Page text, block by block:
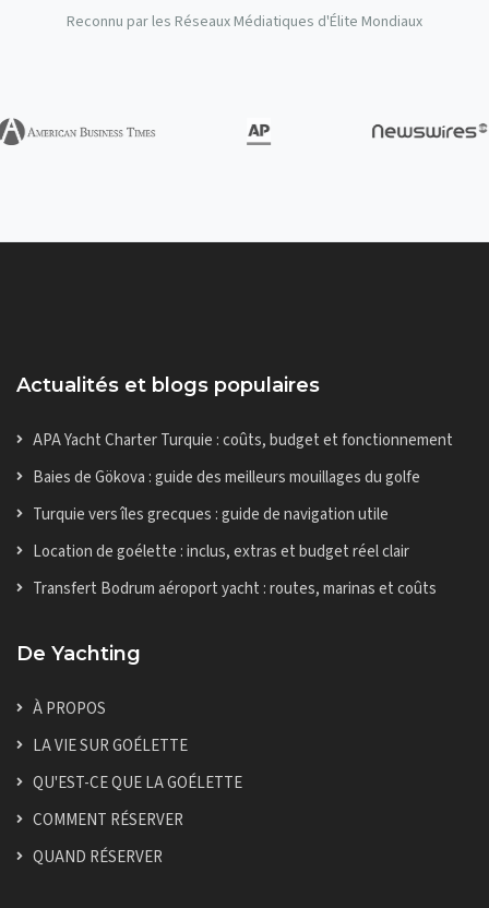
Reconnu par les Réseaux Médiatiques d'Élite Mondiaux
Actualités et blogs populaires
APA Yacht Charter Turquie : coûts, budget et fonctionnement
Baies de Gökova : guide des meilleurs mouillages du golfe
Turquie vers îles grecques : guide de navigation utile
Location de goélette : inclus, extras et budget réel clair
Transfert Bodrum aéroport yacht : routes, marinas et coûts
De Yachting
À PROPOS
LA VIE SUR GOÉLETTE
QU'EST-CE QUE LA GOÉLETTE
COMMENT RÉSERVER
QUAND RÉSERVER